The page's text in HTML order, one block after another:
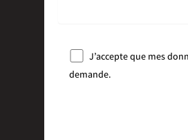
J’accepte que mes
demande.